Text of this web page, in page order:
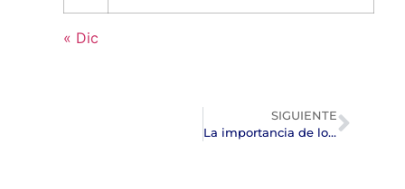
« Dic
SIGUIENTE
La importancia de los protectores de voltaje